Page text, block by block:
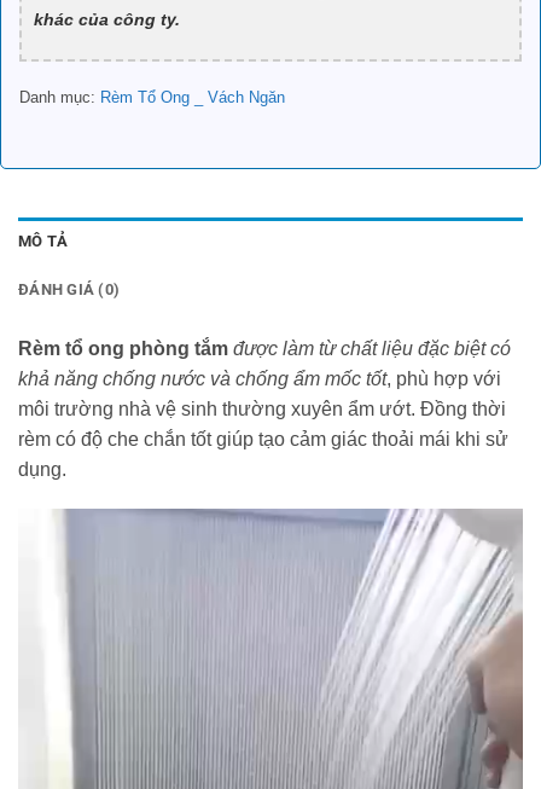
khác của công ty.
Danh mục: Rèm Tổ Ong _ Vách Ngăn
MÔ TẢ
ĐÁNH GIÁ (0)
Rèm tổ ong phòng tắm được làm từ chất liệu đặc biệt có
khả năng chống nước và chống ẩm mốc tốt, phù hợp với
môi trường nhà vệ sinh thường xuyên ẩm ướt. Đồng thời
rèm có độ che chắn tốt giúp tạo cảm giác thoải mái khi sử
dụng.